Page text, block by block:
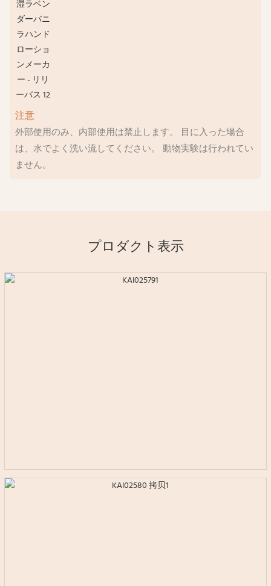
注意
外部使用のみ、内部使用は禁止します。 目に入った場合
は、水でよく洗い流してください。 動物実験は行われてい
ません。
プロダクト表示